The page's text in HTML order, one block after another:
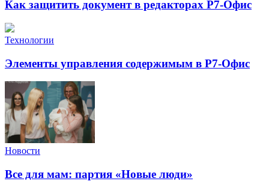
Как защитить документ в редакторах Р7-Офис
Технологии
Элементы управления содержимым в Р7-Офис
Новости
Все для мам: партия «Новые люди»